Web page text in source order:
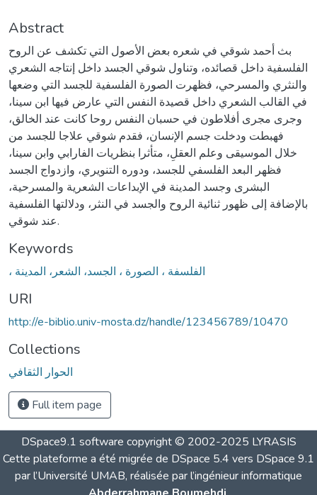
Abstract
بث أحمد شوقي في شعره بعض الأصول التي تكشف عن الروح
الفلسفية داخل قصائده، وتناول شوقي الجسد داخل إنتاجه الشعري
والنثري والمسرحي، فظهرت الصورة الفلسفية للجسد التي وضعها
في القالب الشعري داخل قصيدة النفس التي عارض فيها ابن سينا،
وجرى مجرى أفلاطون في حسبان النفس روحا كانت عند الخالق،
فهبطت ودخلت جسم الإنسان، فقدم شوقي علاجا للجسد من
خلال الموسيقى وعلم العقلِ، متأثرا بنظريات الفارابي وابن سينا،
فظهر البعد الفلسفي للجسد، ودوره التنويري، وازدواج الجسد
البشرى وجسد المدينة في الإبداعات الشعرية والمسرحية،
بالإضافة إلى ظهور ثنائية الروح والجسد في النثر، ودلالتها الفلسفية
عند شوقي.
Keywords
، الفلسفة ، الصورة ، الجسد، الشعر، المدينة
URI
http://e-biblio.univ-mosta.dz/handle/123456789/10470
Collections
الحوار الثقافي
Full item page
DSpace9.1 software copyright © 2002-2025 LYRASIS
Cette plateforme a été migrée de DSpace 5.4 vers DSpace 9.1
par l’Université UMAB, réalisée par l’ingénieur informatique